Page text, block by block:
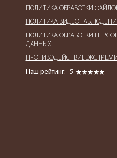
ПОЛИТИКА ОБРАБОТКИ ФАЙЛОВ
ПОЛИТИКА
ПОЛИТИКА ОБРАБОТКИ
ДАННЫХ
ПРОТИВОДЕЙСТВИЕ
Наш рейтинг:
5